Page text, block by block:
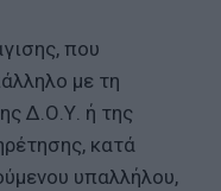
που
με τη
Δ.Ο.Υ. ή της
κατά
υπαλλήλου,